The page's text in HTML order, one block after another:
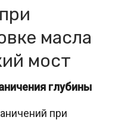
масла
мост
глубины
при